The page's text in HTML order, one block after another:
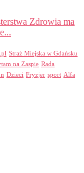
Zdrowia ma
Straż Miejska w Gdańsku
na Zaspie Rada
Dzieci Fryzjer sport Alfa